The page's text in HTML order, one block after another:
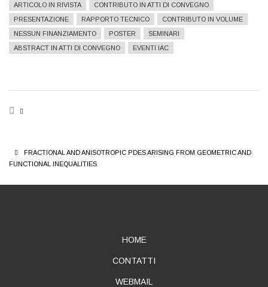
ARTICOLO IN RIVISTA
CONTRIBUTO IN ATTI DI CONVEGNO
PRESENTAZIONE
RAPPORTO TECNICO
CONTRIBUTO IN VOLUME
NESSUN FINANZIAMENTO
POSTER
SEMINARI
ABSTRACT IN ATTI DI CONVEGNO
EVENTI IAC
BREADCRUMB
FRACTIONAL AND ANISOTROPIC PDES ARISING FROM GEOMETRIC AND
FUNCTIONAL INEQUALITIES
HOME
CONTATTI
WEBMAIL